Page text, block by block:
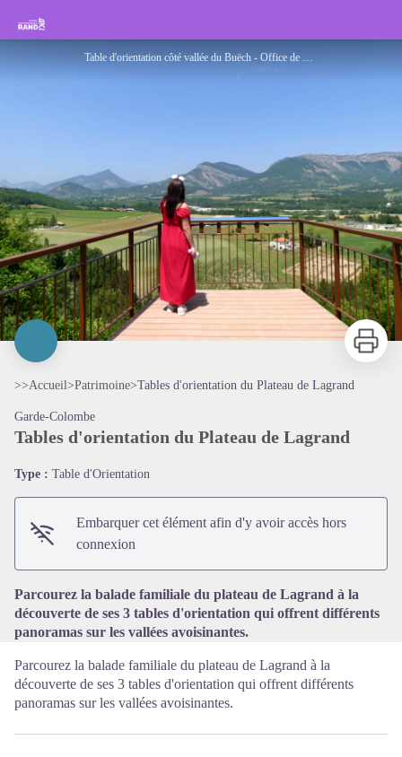
Rando Sisteron Buëch Baronnies Provençales
Table d'orientation côté vallée du Buëch - Office de Tourisme Sisteron Les Alpes provençales
Voir l'image en plein écran
Imprimer
>>Accueil>Patrimoine>Tables d'orientation du Plateau de Lagrand
Garde-Colombe
Tables d'orientation du Plateau de Lagrand
Type : Table d'Orientation
Embarquer cet élément afin d'y avoir accès hors
connexion
Parcourez la balade familiale du plateau de Lagrand à la
découverte de ses 3 tables d'orientation qui offrent différents
panoramas sur les vallées avoisinantes.
Parcourez la balade familiale du plateau de Lagrand à la
découverte de ses 3 tables d'orientation qui offrent différents
panoramas sur les vallées avoisinantes.